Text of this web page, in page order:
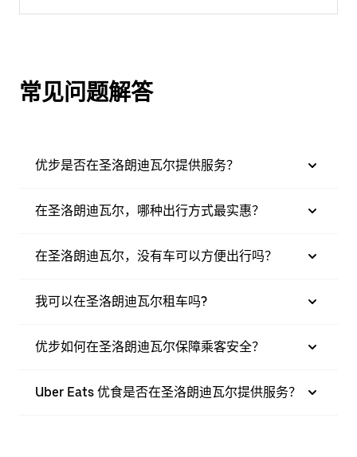
常见问题解答
优步是否在圣洛朗迪瓦尔提供服务？
在圣洛朗迪瓦尔，哪种出行方式最实惠？
在圣洛朗迪瓦尔，没有车可以方便出行吗？
我可以在圣洛朗迪瓦尔租车吗?
优步如何在圣洛朗迪瓦尔保障乘客安全？
Uber Eats 优食是否在圣洛朗迪瓦尔提供服务？